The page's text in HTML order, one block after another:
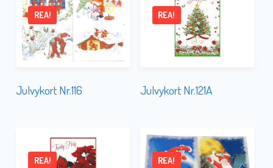
Julvykort Nr.116
REA!
Julvykort Nr.121A
REA!
REA! REA!